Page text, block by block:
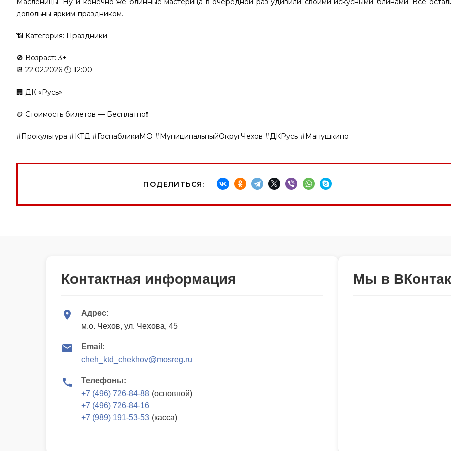
довольны ярким праздником.
📶 Категория: Праздники
🚫 Возраст: 3+
📆 22.02.2026 🕛 12:00
🏢 ДК «Русь»
🪙 Стоимость билетов — Бесплатно❗️
#Прокультура #КТД #ГоспабликиМО #МуниципальныйОкругЧехов #ДКРусь #Манушкино
ПОДЕЛИТЬСЯ:
Контактная информация
Адрес:
м.о. Чехов, ул. Чехова, 45
Email:
cheh_ktd_chekhov@mosreg.ru
Телефоны:
+7 (496) 726-84-88 (основной)
+7 (496) 726-84-16
+7 (989) 191-53-53 (касса)
Мы в